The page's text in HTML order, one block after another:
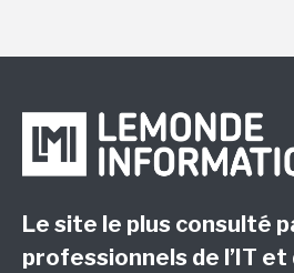
Le site le plus consulté
professionnels de l’IT et